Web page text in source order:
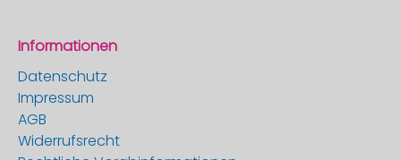
Informationen
Datenschutz
Impressum
AGB
Widerrufsrecht